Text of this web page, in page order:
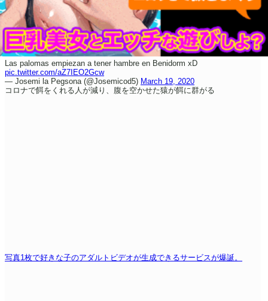
Las palomas empiezan a tener hambre en Benidorm xD
pic.twitter.com/aZ7IEO2Gcw
— Josemi la Pegsona (@Josemicod5) March 19, 2020
コロナで餌をくれる人が減り、腹を空かせた猿が餌に群がる
写真1枚で好きな子のアダルトビデオが生成できるサービスが爆誕。